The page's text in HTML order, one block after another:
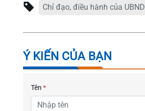
Chỉ đạo, điều hành của UBND
Ý KIẾN CỦA BẠN
Tên *